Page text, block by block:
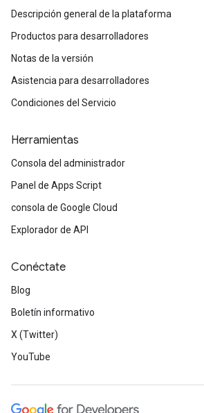
Descripción general de la plataforma
Productos para desarrolladores
Notas de la versión
Asistencia para desarrolladores
Condiciones del Servicio
Herramientas
Consola del administrador
Panel de Apps Script
consola de Google Cloud
Explorador de API
Conéctate
Blog
Boletín informativo
X (Twitter)
YouTube